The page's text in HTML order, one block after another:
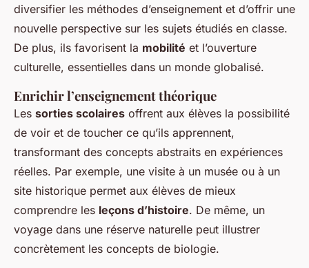
diversifier les méthodes d’enseignement et d’offrir une
nouvelle perspective sur les sujets étudiés en classe.
De plus, ils favorisent la mobilité et l’ouverture
culturelle, essentielles dans un monde globalisé.
Enrichir l’enseignement théorique
Les sorties scolaires offrent aux élèves la possibilité
de voir et de toucher ce qu’ils apprennent,
transformant des concepts abstraits en expériences
réelles. Par exemple, une visite à un musée ou à un
site historique permet aux élèves de mieux
comprendre les leçons d’histoire. De même, un
voyage dans une réserve naturelle peut illustrer
concrètement les concepts de biologie.